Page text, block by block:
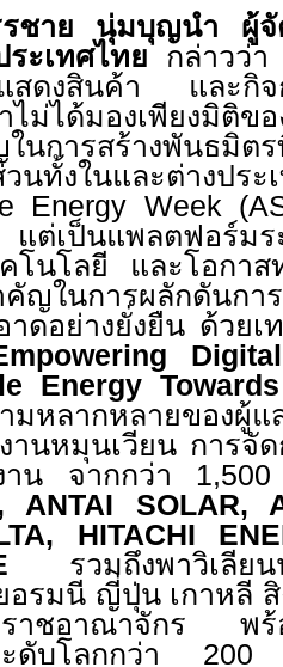
รชาย นุ่มบุญนำ ผู้จั
ะเทศไทยกล่าวว่า
สดงสินค้า และกิจ
ม่ได้มองเพียงมิติข
นการสร้างพันธมิต
วนทั้งในและต่างป
Energy Week
แต่เป็นแพลตฟอร์ม
โนโลยี และโอกาสท
ญในการผลักดันกา
าดอย่างยั่งยืน ด้วย
Energy
ามหลากหลายของ
านหมุนเวียน การจั
าน จากกว่า
ANTAI
SOLAR,
HITACHI
รวมถึงพาวิเลี
อรมนี ญี่ปุ่น เกาหลี
ชอาณาจักร พร้อ
ระดับโลกกว่า